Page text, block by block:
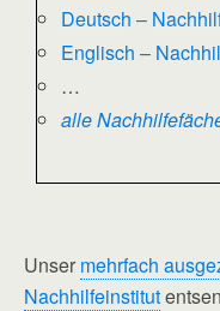
Deutsch –
Englisch –
…
alle
Unser mehrfach
Nachhilfeinstitut